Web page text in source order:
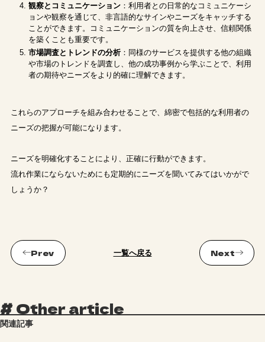
観察とコミュニケーション ：利用者との日常的なコミュニケーシ
ョンや観察を通じて、非言語的なサインやニーズをキャッチする
ことができます。コミュニケーションの質を向上させ、信頼関係
を築くことも重要です。
市場調査とトレンドの分析 ：同様のサービスを提供する他の組織
や市場のトレンドを調査し、他の成功事例から学ぶことで、利用
者の期待やニーズをより的確に理解できます。
これらのアプローチを組み合わせることで、綿密で包括的な利用者の
ニーズの把握が可能になります。
ニーズを明確化することにより、正確に行動ができます。
流れ作業にならないためにも定期的にニーズを聞いてみてはいかがで
しょうか？
一覧へ戻る
#Other article
関連記事